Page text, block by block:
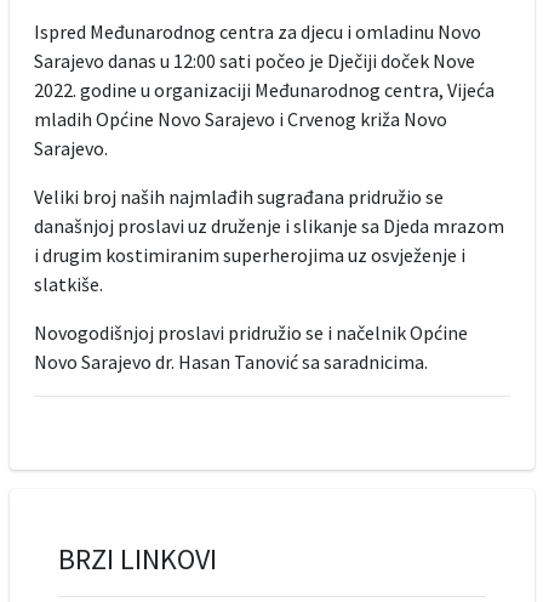
Ispred Međunarodnog centra za djecu i omladinu Novo
Sarajevo danas u 12:00 sati počeo je Dječiji doček Nove
2022. godine u organizaciji Međunarodnog centra, Vijeća
mladih Općine Novo Sarajevo i Crvenog križa Novo
Sarajevo.
Veliki broj naših najmlađih sugrađana pridružio se
današnjoj proslavi uz druženje i slikanje sa Djeda mrazom
i drugim kostimiranim superherojima uz osvježenje i
slatkiše.
Novogodišnjoj proslavi pridružio se i načelnik Općine
Novo Sarajevo dr. Hasan Tanović sa saradnicima.
BRZI LINKOVI